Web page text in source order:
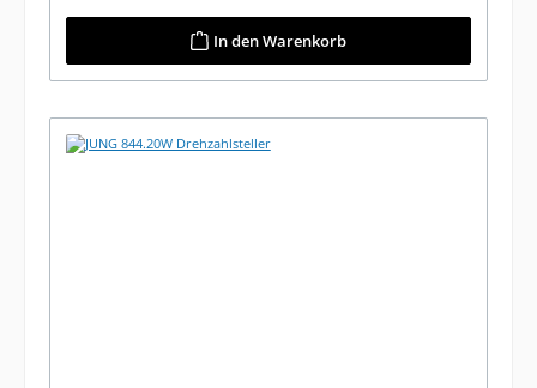
In den Warenkorb